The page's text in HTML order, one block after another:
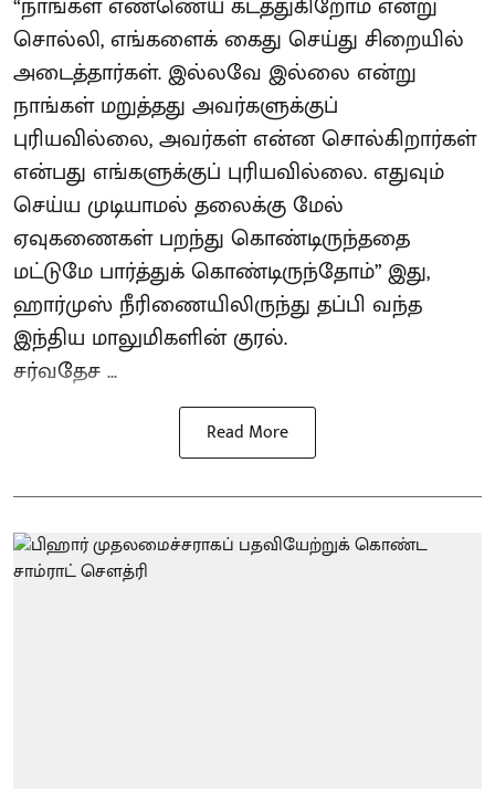
சொல்லி, எங்களைக் கைது செய்து சிறையில்
அடைத்தார்கள். இல்லவே இல்லை என்று
நாங்கள் மறுத்தது அவர்களுக்குப்
புரியவில்லை, அவர்கள் என்ன சொல்கிறார்கள்
என்பது எங்களுக்குப் புரியவில்லை. எதுவும்
செய்ய முடியாமல் தலைக்கு மேல்
ஏவுகணைகள் பறந்து கொண்டிருந்ததை
மட்டுமே பார்த்துக் கொண்டிருந்தோம்” இது,
ஹார்முஸ் நீரிணையிலிருந்து தப்பி வந்த
இந்திய மாலுமிகளின் குரல்.
சர்வதேச ...
Read More